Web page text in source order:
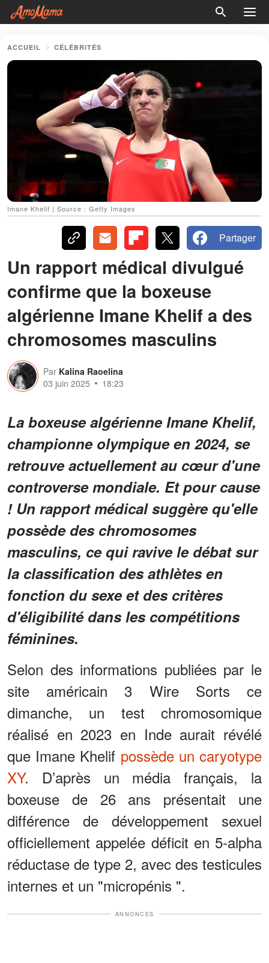
ACCUEIL CÉLÉBRITÉS
Imane Khelif | Source : Getty Images
Partager
Un rapport médical divulgué
confirme que la boxeuse
algérienne Imane Khelif a des
chromosomes masculins
Par Kalina Raoelina
03 juin 2025
18:23
La boxeuse algérienne Imane Khelif,
championne olympique en 2024, se
retrouve actuellement au cœur d'une
controverse mondiale. Et pour cause
! Un rapport médical suggère qu'elle
possède des chromosomes
masculins, ce qui ravive le débat sur
la classification des athlètes en
fonction du sexe et des critères
d'éligibilité dans les compétitions
féminines.
Selon des informations publiées par le
site américain 3 Wire Sorts ce
dimanche, un test chromosomique
réalisé en 2023 en Inde aurait révélé
que Imane Khelif possède un caryotype
XY. D’après un média français, la
boxeuse de 26 ans présentait une
différence de développement sexuel
officiellement appelée déficit en 5-alpha
réductase de type 2, avec des testicules
internes et un "micropénis ".
ANNONCES